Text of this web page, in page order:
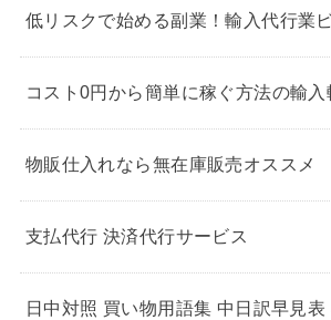
低リスクで始める副業！輸入代行業
コスト0円から簡単に稼ぐ方法の輸入
物販仕入れなら無在庫販売オススメ
支払代行 決済代行サービス
日中対照 買い物用語集 中日訳早見表